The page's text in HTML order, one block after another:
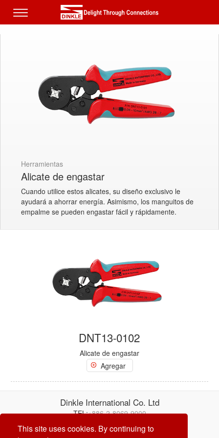
This site uses cookies. By continuing to
Herramientas
Alicate de engastar
Cuando utilice estos alicates, su diseño exclusivo le
ayudará a ahorrar energía. Asimismo, los manguitos de
empalme se pueden engastar fácil y rápidamente.
DNT13-0102
Alicate de engastar
Agregar
Dinkle International Co. Ltd
TEL:+886-2-8069-9000